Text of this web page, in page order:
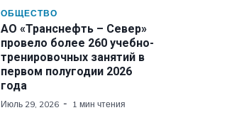
ОБЩЕСТВО
АО «Транснефть – Север»
провело более 260 учебно-
тренировочных занятий в
первом полугодии 2026
года
Июль 29, 2026 1 мин чтения